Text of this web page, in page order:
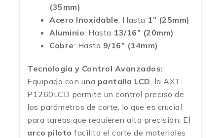
(35mm)
Acero Inoxidable: Hasta 1” (25mm)
Aluminio: Hasta 13/16” (20mm)
Cobre: Hasta 9/16” (14mm)
Tecnología y Control Avanzados:
Equipada con una pantalla LCD , la AXT-
P1260LCD permite un control preciso de
los parámetros de corte, lo que es crucial
para tareas que requieren alta precisión. El
arco piloto facilita el corte de materiales